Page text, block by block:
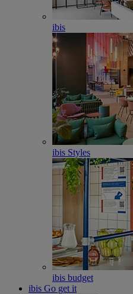
ibis
ibis Styles
ibis budget
ibis Go get it